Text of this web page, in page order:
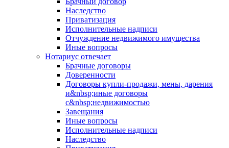
Наследство
Приватизация
Исполнительные надписи
Отчуждение недвижимого имущества
Иные вопросы
Нотариус отвечает
Брачные договоры
Доверенности
Договоры купли-продажи, мены, дарения
и&nbsp;иные договоры
с&nbsp;недвижимостью
Завещания
Иные вопросы
Исполнительные надписи
Наследство